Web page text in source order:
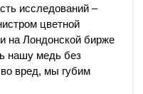
исследований –
цветной
на Лондонской бирже
нашу медь без
вред, мы губим